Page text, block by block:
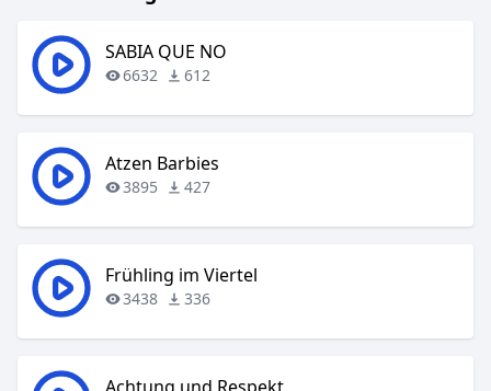
SABIA QUE NO
6632 612
Atzen Barbies
3895 427
Frühling im Viertel
3438 336